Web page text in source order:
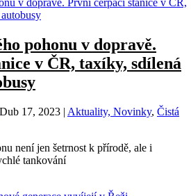
pohonu v dopravě.
v ČR, taxíky, sdílená
Dub 17, 2023 | Aktuality, Novinky, Čistá
není jen šetrnost k přírodě, ale i
tankování